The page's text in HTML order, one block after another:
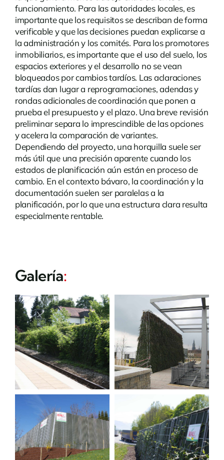
funcionamiento. Para las autoridades locales, es
importante que los requisitos se describan de forma
verificable y que las decisiones puedan explicarse a
la administración y los comités. Para los promotores
inmobiliarios, es importante que el uso del suelo, los
espacios exteriores y el desarrollo no se vean
bloqueados por cambios tardíos. Las aclaraciones
tardías dan lugar a reprogramaciones, adendas y
rondas adicionales de coordinación que ponen a
prueba el presupuesto y el plazo. Una breve revisión
preliminar separa lo imprescindible de las opciones
y acelera la comparación de variantes.
Dependiendo del proyecto, una horquilla suele ser
más útil que una precisión aparente cuando los
estados de planificación aún están en proceso de
cambio. En el contexto bávaro, la coordinación y la
documentación suelen ser paralelas a la
planificación, por lo que una estructura clara resulta
especialmente rentable.
Galería: